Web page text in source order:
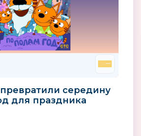
превратили середину
для праздника